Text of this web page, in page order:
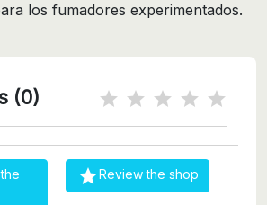
los fumadores experimentados.
(0)
Review the shop